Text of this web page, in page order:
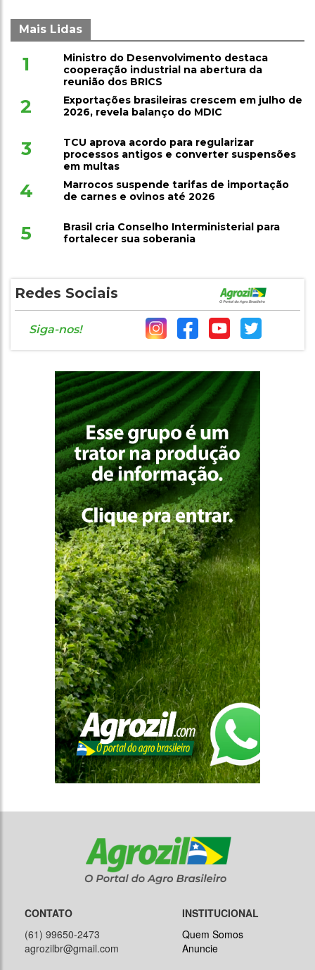
Mais Lidas
1
Ministro do Desenvolvimento destaca
cooperação industrial na abertura da
reunião dos BRICS
2
Exportações brasileiras crescem em julho de
2026, revela balanço do MDIC
3
TCU aprova acordo para regularizar
processos antigos e converter suspensões
em multas
4
Marrocos suspende tarifas de importação
de carnes e ovinos até 2026
5
Brasil cria Conselho Interministerial para
fortalecer sua soberania
Redes Sociais
Siga-nos!
CONTATO
(61) 99650-2473
agrozilbr@gmail.com
INSTITUCIONAL
Quem Somos
Anuncie